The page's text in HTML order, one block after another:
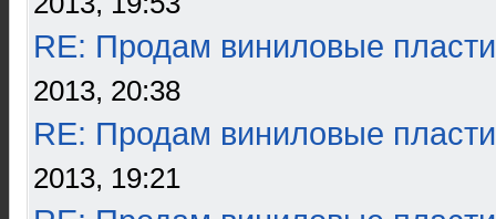
RE: Продам виниловые
2013, 20:38
RE: Продам виниловые
2013, 19:21